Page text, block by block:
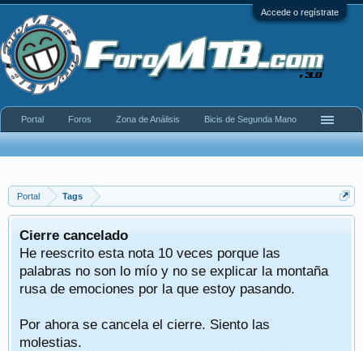
Accede o regístrate
Portal Tags
Cierre cancelado
He reescrito esta nota 10 veces porque las
palabras no son lo mío y no se explicar la montaña
rusa de emociones por la que estoy pasando.
Por ahora se cancela el cierre. Siento las
molestias.
Portal Foros Zona de Análisis Bicis de Segunda Mano